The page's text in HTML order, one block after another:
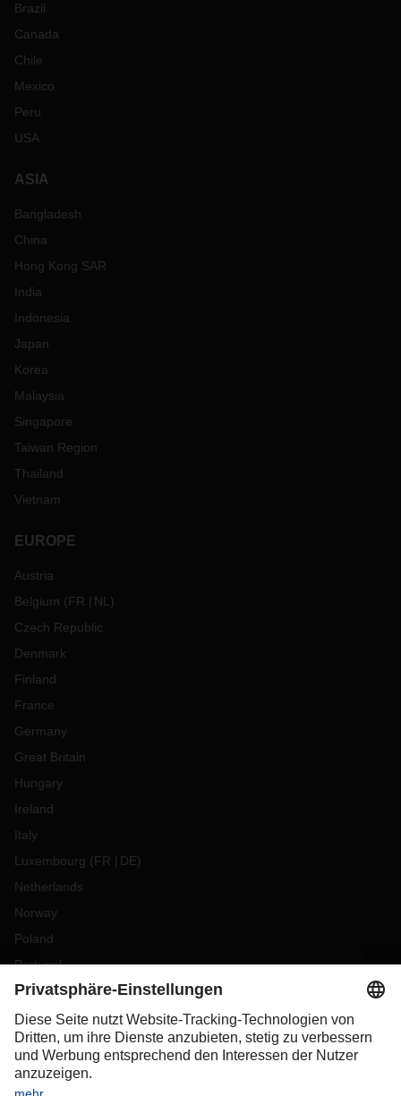
Brazil
Canada
Chile
Mexico
Peru
USA
ASIA
Bangladesh
China
Hong Kong SAR
India
Indonesia
Japan
Korea
Malaysia
Singapore
Taiwan Region
Thailand
Vietnam
EUROPE
Austria
Belgium (FR NL )
Czech Republic
Denmark
Finland
France
Germany
Great Britain
Hungary
Ireland
Italy
Luxembourg (FR DE)
Netherlands
Norway
Poland
Portugal
Romania
Slovakia
Spain
Sweden